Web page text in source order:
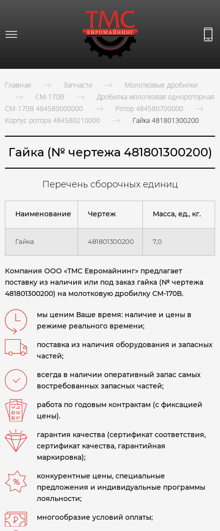
Главная Запчасти
Молотковые дробилки
СМ-170В
Дробилка молотковая однороторная
СМ-170В 484580000000
Ротор 484580700000
Корпус ротора 484580210000
Гайка 481801300200
Гайка (№ чертежа 481801300200)
Перечень сборочных единиц
Наименование Чертеж Масса, ед., кг.
Гайка 481801300200 7,0
Компания ООО «ТМС Евромайнинг» предлагает
поставку из наличия или под заказ гайка (№ чертежа
481801300200) на молотковую дробилку СМ-170В.
мы ценим Ваше время: наличие и цены в
режиме реального времени;
поставка из наличия оборудования и запасных
частей;
всегда в наличии оперативный запас самых
востребованных запасных частей;
работа по годовым контрактам (с фиксацией
цены).
гарантия качества (сертификат соответствия,
сертификат качества, гарантийная
маркировка);
конкурентные цены, специальные
предложения и индивидуальные программы
лояльности;
многообразие условий оплаты;